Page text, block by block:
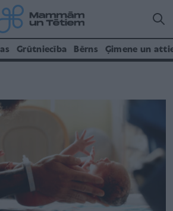
Grūtniecība Bērns Ģimene un